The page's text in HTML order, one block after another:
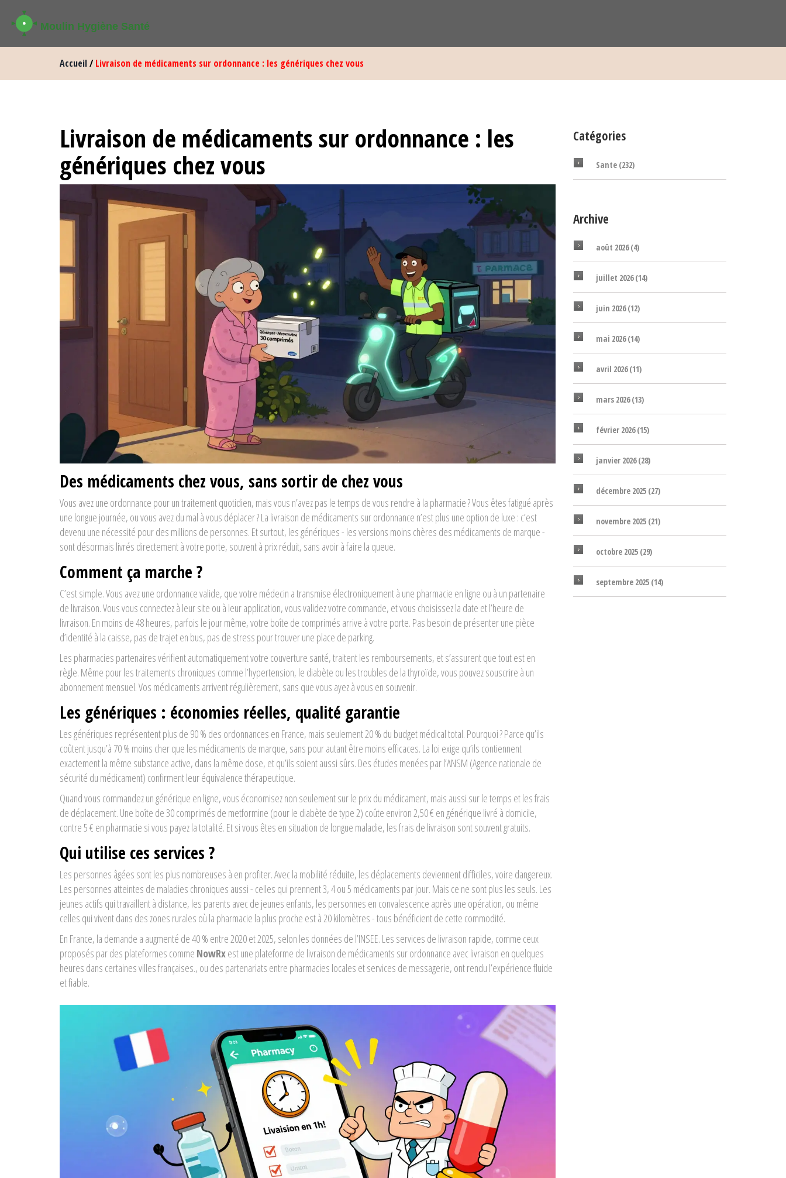
Accueil/Livraison de médicaments sur ordonnance : les génériques chez vous
Livraison de médicaments sur ordonnance : les
génériques chez vous
Des médicaments chez vous, sans sortir de chez vous
Vous avez une ordonnance pour un traitement quotidien, mais vous n’avez pas le temps de vous rendre à la pharmacie ? Vous êtes fatigué après
une longue journée, ou vous avez du mal à vous déplacer ? La livraison de médicaments sur ordonnance n’est plus une option de luxe : c’est
devenu une nécessité pour des millions de personnes. Et surtout, les génériques - les versions moins chères des médicaments de marque -
sont désormais livrés directement à votre porte, souvent à prix réduit, sans avoir à faire la queue.
Comment ça marche ?
C’est simple. Vous avez une ordonnance valide, que votre médecin a transmise électroniquement à une pharmacie en ligne ou à un partenaire
de livraison. Vous vous connectez à leur site ou à leur application, vous validez votre commande, et vous choisissez la date et l’heure de
livraison. En moins de 48 heures, parfois le jour même, votre boîte de comprimés arrive à votre porte. Pas besoin de présenter une pièce
d’identité à la caisse, pas de trajet en bus, pas de stress pour trouver une place de parking.
Les pharmacies partenaires vérifient automatiquement votre couverture santé, traitent les remboursements, et s’assurent que tout est en
règle. Même pour les traitements chroniques comme l’hypertension, le diabète ou les troubles de la thyroïde, vous pouvez souscrire à un
abonnement mensuel. Vos médicaments arrivent régulièrement, sans que vous ayez à vous en souvenir.
Les génériques : économies réelles, qualité garantie
Les génériques représentent plus de 90 % des ordonnances en France, mais seulement 20 % du budget médical total. Pourquoi ? Parce qu’ils
coûtent jusqu’à 70 % moins cher que les médicaments de marque, sans pour autant être moins efficaces. La loi exige qu’ils contiennent
exactement la même substance active, dans la même dose, et qu’ils soient aussi sûrs. Des études menées par l’ANSM (Agence nationale de
sécurité du médicament) confirment leur équivalence thérapeutique.
Quand vous commandez un générique en ligne, vous économisez non seulement sur le prix du médicament, mais aussi sur le temps et les frais
de déplacement. Une boîte de 30 comprimés de metformine (pour le diabète de type 2) coûte environ 2,50 € en générique livré à domicile,
contre 5 € en pharmacie si vous payez la totalité. Et si vous êtes en situation de longue maladie, les frais de livraison sont souvent gratuits.
Qui utilise ces services ?
Les personnes âgées sont les plus nombreuses à en profiter. Avec la mobilité réduite, les déplacements deviennent difficiles, voire dangereux.
Les personnes atteintes de maladies chroniques aussi - celles qui prennent 3, 4 ou 5 médicaments par jour. Mais ce ne sont plus les seuls. Les
jeunes actifs qui travaillent à distance, les parents avec de jeunes enfants, les personnes en convalescence après une opération, ou même
celles qui vivent dans des zones rurales où la pharmacie la plus proche est à 20 kilomètres - tous bénéficient de cette commodité.
En France, la demande a augmenté de 40 % entre 2020 et 2025, selon les données de l’INSEE. Les services de livraison rapide, comme ceux
proposés par des plateformes comme NowRxestune plateforme de livraison de médicaments sur ordonnance avec livraison en quelques
heures dans certaines villes françaises., ou des partenariats entre pharmacies locales et services de messagerie, ont rendu l’expérience fluide
et fiable.
Catégories
Sante (232)
Archive
août 2026(4)
juillet 2026(14)
juin 2026(12)
mai 2026(14)
avril 2026(11)
mars 2026(13)
février 2026(15)
janvier 2026(28)
décembre 2025 (27)
novembre 2025 (21)
octobre 2025 (29)
septembre 2025 (14)